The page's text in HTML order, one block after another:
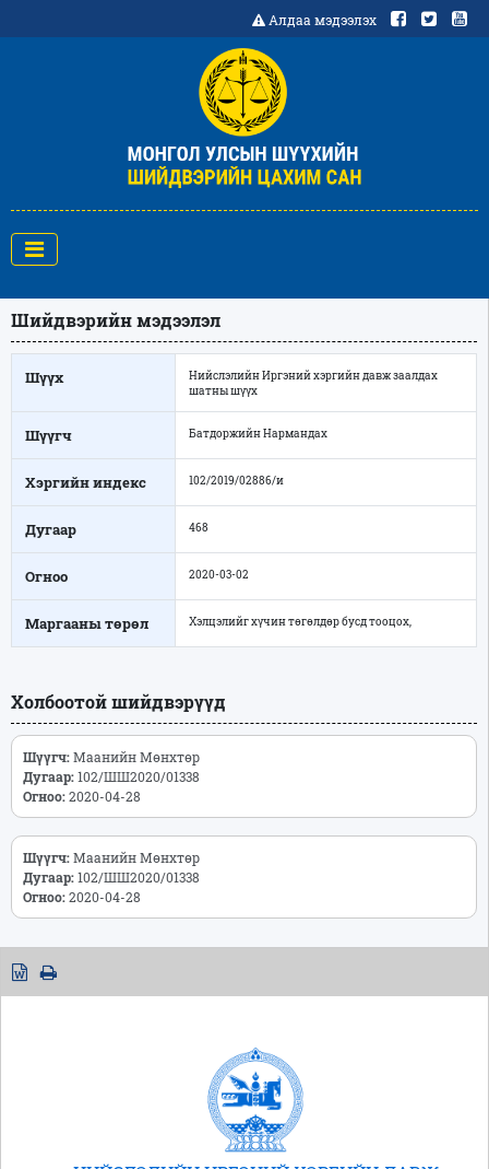
Алдаа мэдээлэх
Шийдвэрийн мэдээлэл
Шүүх
Нийслэлийн Иргэний хэргийн давж заалдах
шатны шүүх
Шүүгч Батдоржийн Нармандах
Хэргийн индекс 102/2019/02886/и
Дугаар 468
Огноо 2020-03-02
Маргааны төрөл Хэлцэлийг хүчин төгөлдөр бусд тооцох,
Холбоотой шийдвэрүүд
Шүүгч:Маанийн Мөнхтөр
Дугаар:102/ШШ2020/01338
Огноо:2020-04-28
Шүүгч:Маанийн Мөнхтөр
Дугаар:102/ШШ2020/01338
Огноо:2020-04-28